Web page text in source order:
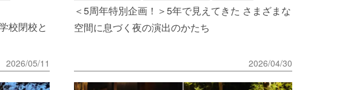
校閉校と
2026/05/11
＜5周年特別企画！＞5年で見えてきた さまざまな
空間に息づく夜の演出のかたち
2026/04/30